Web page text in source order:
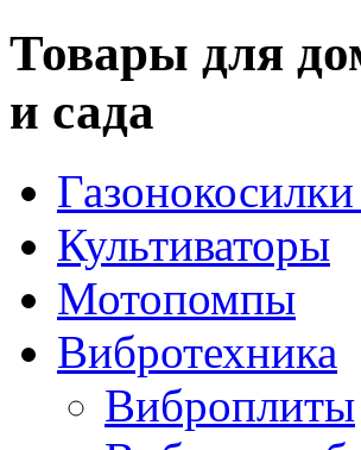
Товары для
и сада
Культиваторы
Мотопомпы
Вибротехника
Виброплиты